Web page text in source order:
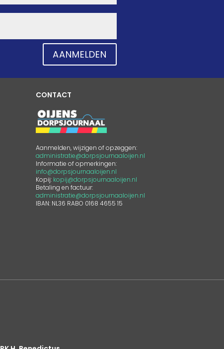
AANMELDEN
CONTACT
Aanmelden, wijzigen of opzeggen:
administratie@dorpsjournaaloijen.nl
Informatie of opmerkingen:
info@dorpsjournaaloijen.nl
Kopij: kopij@dorpsjournaaloijen.nl
Betaling en factuur:
administratie@dorpsjournaaloijen.nl
IBAN: NL36 RABO 0168 4655 15